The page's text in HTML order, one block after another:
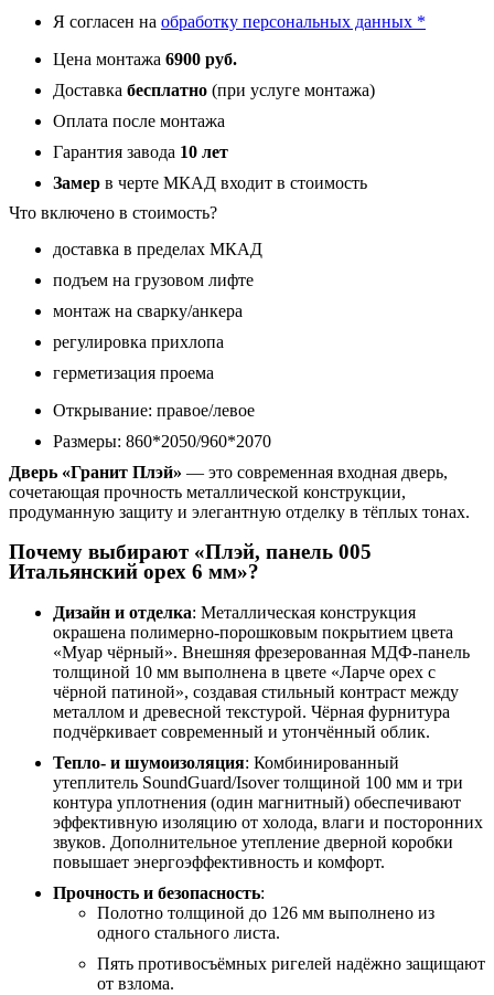
орех
Я согласен на обработку персональных данных *
Цена монтажа 6900 руб.
Доставка бесплатно (при услуге монтажа)
Оплата после монтажа
Гарантия завода 10 лет
Замер в черте МКАД входит в стоимость
Что включено в стоимость?
доставка в пределах МКАД
подъем на грузовом лифте
монтаж на сварку/анкера
регулировка прихлопа
герметизация проема
Открывание: правое/левое
Размеры: 860*2050/960*2070
Дверь «Гранит Плэй» — это современная входная дверь,
сочетающая прочность металлической конструкции,
продуманную защиту и элегантную отделку в тёплых тонах.
Почему выбирают «Плэй, панель 005
Итальянский орех 6 мм»?
Дизайн и отделка: Металлическая конструкция
окрашена полимерно-порошковым покрытием цвета
«Муар чёрный». Внешняя фрезерованная МДФ-панель
толщиной 10 мм выполнена в цвете «Ларче орех с
чёрной патиной», создавая стильный контраст между
металлом и древесной текстурой. Чёрная фурнитура
подчёркивает современный и утончённый облик.
Тепло- и шумоизоляция: Комбинированный
утеплитель SoundGuard/Isover толщиной 100 мм и три
контура уплотнения (один магнитный) обеспечивают
эффективную изоляцию от холода, влаги и посторонних
звуков. Дополнительное утепление дверной коробки
повышает энергоэффективность и комфорт.
Прочность и безопасность:
Полотно толщиной до 126 мм выполнено из
одного стального листа.
Пять противосъёмных ригелей надёжно защищают
от взлома.